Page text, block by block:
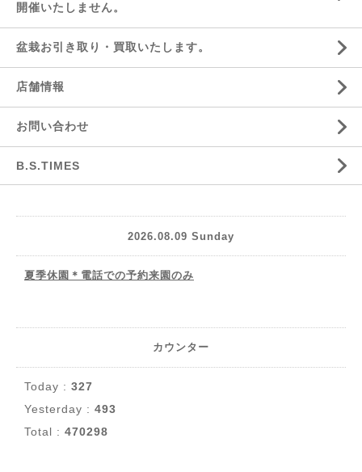
開催いたしません。
盆栽お引き取り・買取いたします。
店舗情報
お問い合わせ
B.S.TIMES
2026.08.09 Sunday
夏季休園＊電話での予約来園のみ
カウンター
Today : 327
Yesterday : 493
Total : 470298